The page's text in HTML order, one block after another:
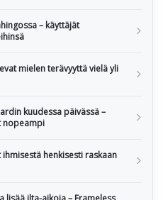
– käyttäjät
mielen terävyyttä vielä yli
kuudessa päivässä –
nopeampi
henkisesti raskaan